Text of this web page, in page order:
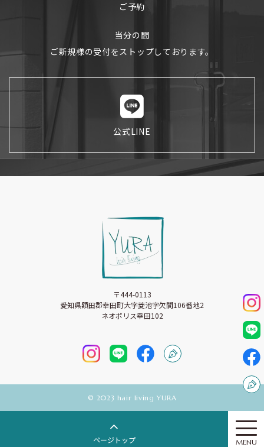
ページトップ MENU
ご予約
当分の間
ご新規様の受付をストップしております。
公式LINE
〒444-0113
愛知県額田郡幸田町大字菱池字欠間106番地2
ネオポリス幸田102
©︎ 2023 hair living YURA